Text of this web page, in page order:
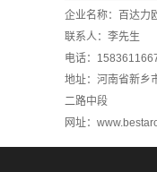
企业名称：百达力
联系人：李先生
电话：
地址：河南省新乡
二路中段
网址：